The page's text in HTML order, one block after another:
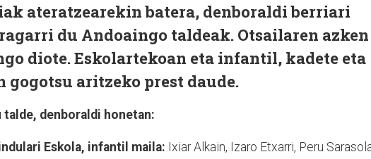
ateratzearekin batera, denboraldi berriari
du Andoaingo taldeak. Otsailaren azken
diote. Eskolartekoan eta infantil, kadete eta
aritzeko prest daude.
talde, denboraldi honetan:
Eskola, infantil maila: Ixiar Alkain, Izaro Etxarri, Peru